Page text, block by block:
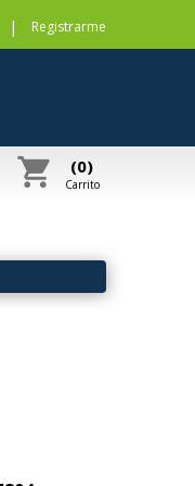
| Registrarme
shopping_cart (0)
Carrito